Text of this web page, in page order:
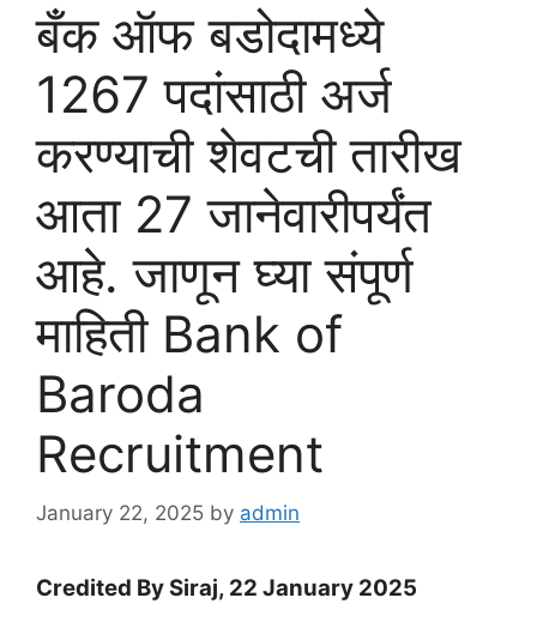
बँक ऑफ बडोदामध्ये
1267 पदांसाठी अर्ज
करण्याची शेवटची तारीख
आता 27 जानेवारीपर्यंत
आहे. जाणून घ्या संपूर्ण
माहिती Bank of
Baroda
Recruitment
January 22, 2025 by admin
Credited By Siraj, 22 January 2025